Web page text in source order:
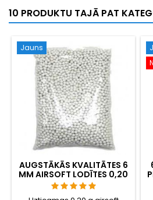
rādiuss.
10 PRODUKTU TAJĀ PAT
Jauns
AUGSTĀKĀS KVALITĀTES 6
MM AIRSOFT LODĪTES 0,20
G – 1000 GAB.,
NEAIZĶERAS, PRECĪZA